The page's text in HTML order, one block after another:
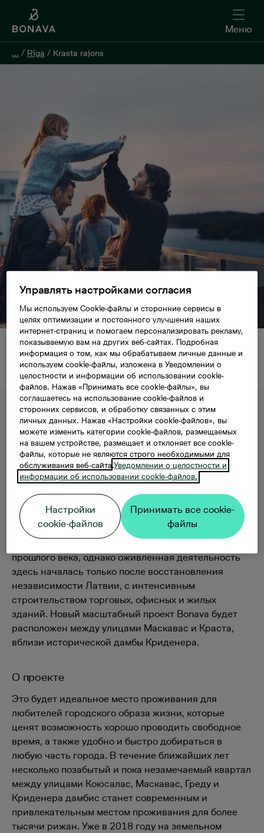
Меню
... / Rīga / Krasta rajons
Расположение
Krasta rajons
Описание
Городская элегантность с видом на
Даугаву
Район Краста как новая часть Московского
форштадта начал образовываться еще во время
прошлого века, однако оживленная деятельность
здесь началась только после восстановления
независимости Латвии, с интенсивным
строительством торговых, офисных и жилых
зданий. Новый масштабный проект Bonava будет
расположен между улицами Маскавас и Краста,
вблизи исторической дамбы Криденера.
О проекте
Это будет идеальное место проживания для
любителей городского образа жизни, которые
ценят возможность хорошо проводить свободное
время, а также удобно и быстро добираться в
любую часть города. В течение ближайших лет
несколько позабытый и пока незамечаемый квартал
между улицами Коюсалас, Маскавас, Греду и
Криденера дамбис станет современным и
привлекательным местом проживания для более
тысячи рижан. Уже в 2018 году на земельном
Управлять настройками согласия
Мы используем Cookie-файлы и сторонние сервисы в
целях оптимизации и постоянного улучшения наших
интернет-страниц и помогаем персонализировать рекламу,
показываемую вам на других веб-сайтах. Подробная
информация о том, как мы обрабатываем личные данные и
используем cookie-файлы, изложена в Уведомлении о
целостности и информации об использовании cookie-
файлов. Нажав «Принимать все cookie-файлы», вы
соглашаетесь на использование cookie-файлов и
сторонних сервисов, и обработку связанных с этим
личных данных. Нажав «Настройки cookie-файлов», вы
можете изменить категории cookie-файлов, размещаемых
на вашем устройстве, размещает и отклоняет все cookie-
файлы, которые не являются строго необходимыми для
обслуживания веб-сайта.Уведомлении о целостности и
информации об использовании cookie-файлов.
Настройки
cookie-файлов
Принимать все cookie-
файлы